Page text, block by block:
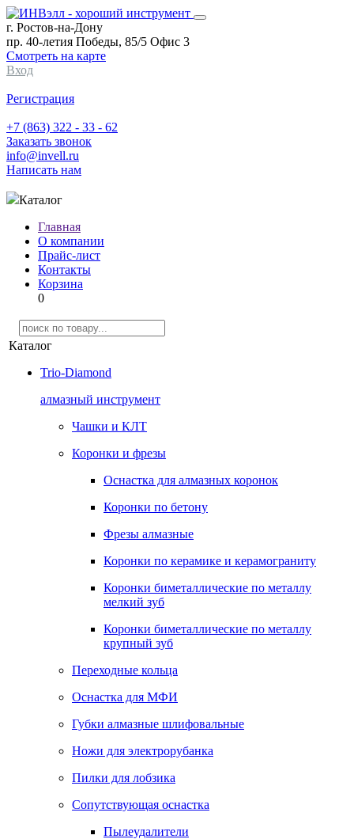
г. Ростов-на-Дону
пр. 40-летия Победы, 85/5 Офис 3
Смотреть на карте
Вход
Регистрация
+7 (863) 322 - 33 - 62
Заказать звонок
info@invell.ru
Написать нам
Каталог
Главная
О компании
Прайс-лист
Контакты
Корзина
0
Каталог
Trio-Diamond
алмазный инструмент
Чашки и КЛТ
Коронки и фрезы
Оснастка для алмазных коронок
Коронки по бетону
Фрезы алмазные
Коронки по керамике и керамограниту
Коронки биметаллические по металлу
мелкий зуб
Коронки биметаллические по металлу
крупный зуб
Переходные кольца
Оснастка для МФИ
Губки алмазные шлифовальные
Ножи для электрорубанка
Пилки для лобзика
Сопутствующая оснастка
Пылеудалители